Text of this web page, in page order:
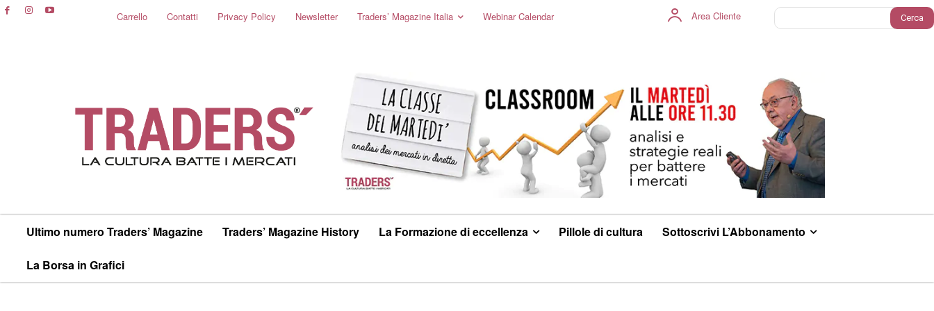
Carrello Contatti Privacy Policy Newsletter Traders’ Magazine Italia Webinar Calendar Area Cliente Cerca
Ultimo numero Traders’ Magazine Traders’ Magazine History La Formazione di eccellenza Pillole di cultura Sottoscrivi L’Abbonamento
La Borsa in Grafici